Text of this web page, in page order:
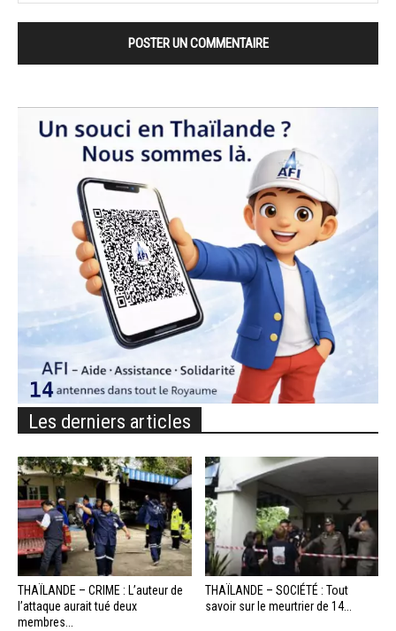
Les derniers articles
THAÏLANDE – CRIME : L’auteur de
l’attaque aurait tué deux
membres...
THAÏLANDE – SOCIÉTÉ : Tout
savoir sur le meurtrier de 14...